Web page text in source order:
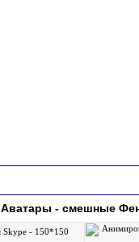
Аватары - смешные